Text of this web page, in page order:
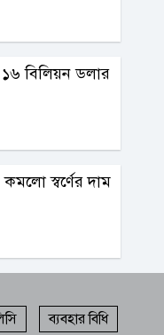
১৬ বিলিয়ন ডলার
কমলো স্বর্ণের দাম
ব্যবহার বিধি